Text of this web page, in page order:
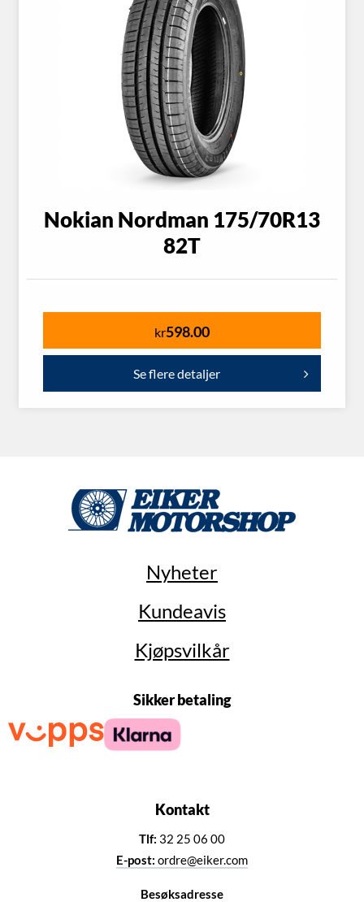
Nokian Nordman 175/70R13
82T
kr598.00
Se flere detaljer
Nyheter
Kundeavis
Kjøpsvilkår
Sikker betaling
Kontakt
Tlf: 32 25 06 00
E-post: ordre@eiker.com
Besøksadresse